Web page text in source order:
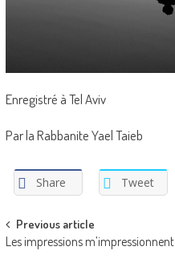
Enregistré à Tel Aviv
Par la Rabbanite Yael Taieb
Share Tweet
Post
navigation
Previous article
Les impressions m’impressionnent